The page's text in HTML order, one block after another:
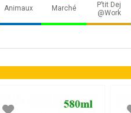
Animaux Marché
P’tit Dej
@Work